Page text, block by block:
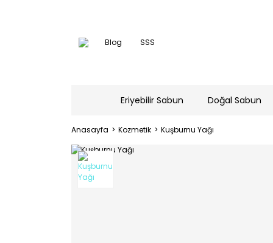
Blog SSS
Eriyebilir Sabun Doğal Sabun
Anasayfa Kozmetik Kuşburnu Yağı